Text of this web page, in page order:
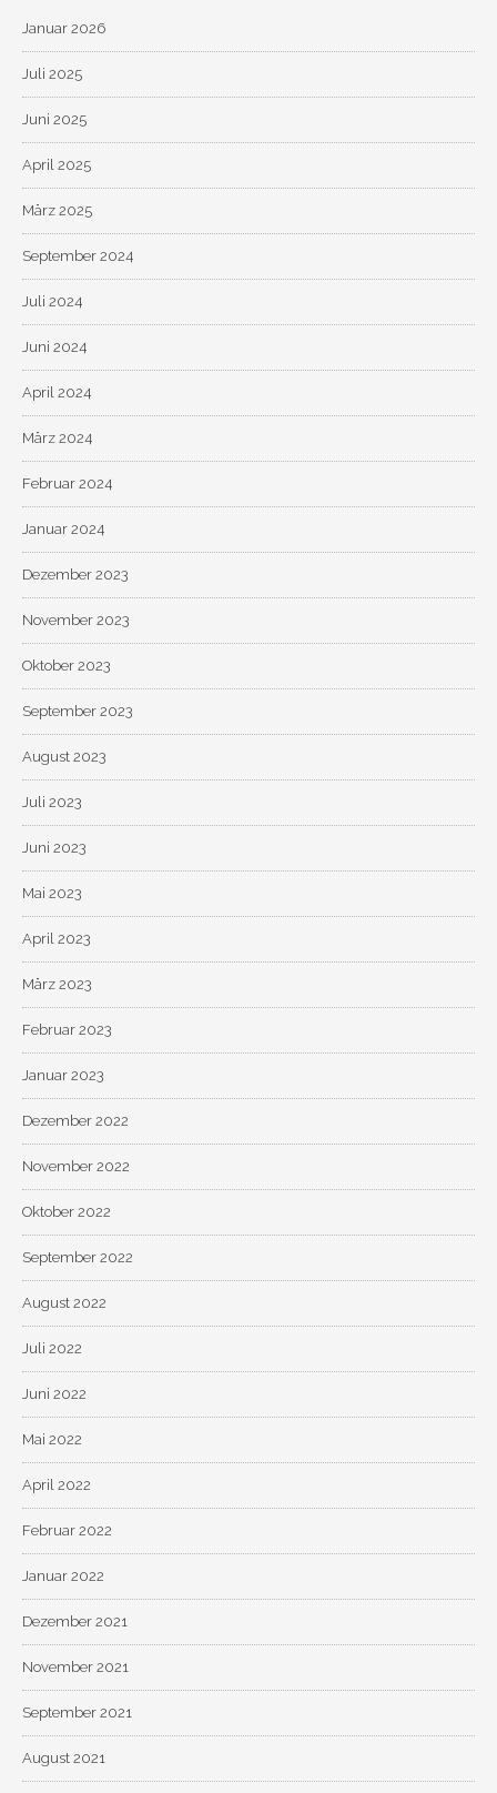
Januar 2026
Juli 2025
Juni 2025
April 2025
März 2025
September 2024
Juli 2024
Juni 2024
April 2024
März 2024
Februar 2024
Januar 2024
Dezember 2023
November 2023
Oktober 2023
September 2023
August 2023
Juli 2023
Juni 2023
Mai 2023
April 2023
März 2023
Februar 2023
Januar 2023
Dezember 2022
November 2022
Oktober 2022
September 2022
August 2022
Juli 2022
Juni 2022
Mai 2022
April 2022
Februar 2022
Januar 2022
Dezember 2021
November 2021
September 2021
August 2021